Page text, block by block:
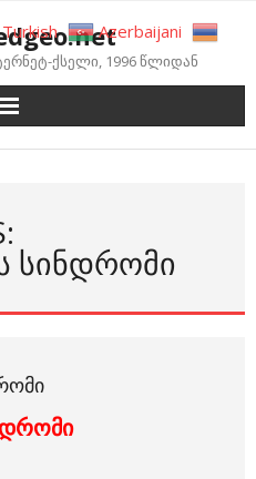
ქსელი, 1996 წლიდან
ᲡᲘᲜᲓᲠᲝᲛᲘ
Turkish
Azerbaijani